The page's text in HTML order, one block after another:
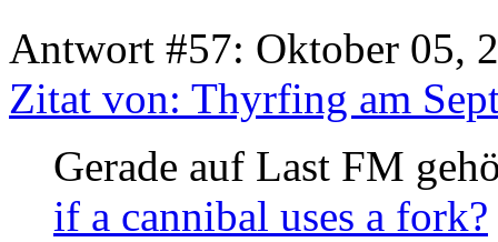
Antwort #57: Oktober 05,
Zitat von: Thyrfing am
Gerade auf Last FM
if a cannibal uses a fork?